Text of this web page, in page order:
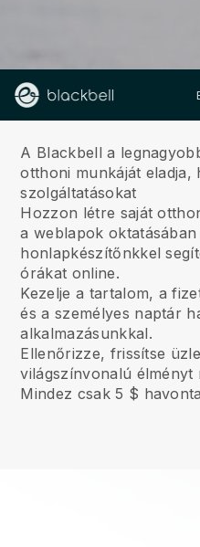
A Blackbell a
otthoni munkáját eladja,
szolgáltatásokat
Hozzon létre saját
a weblapok
honlapkészítőnkkel
órákat online.
Kezelje a tartalom, a
és a személyes naptár
alkalmazásunkkal.
Ellenőrizze, frissítse
világszínvonalú élményt
Mindez csak 5 $